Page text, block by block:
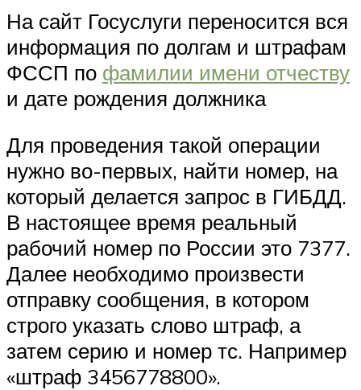
На сайт Госуслуги переносится вся
информация по долгам и штрафам
ФССП по фамилии имени отчеству
и дате рождения должника
Для проведения такой операции
нужно во-первых, найти номер, на
который делается запрос в ГИБДД.
В настоящее время реальный
рабочий номер по России это 7377.
Далее необходимо произвести
отправку сообщения, в котором
строго указать слово штраф, а
затем серию и номер тс. Например
«штраф 3456778800».